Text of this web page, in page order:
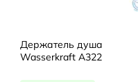
Держатель душа
Wasserkraft A322